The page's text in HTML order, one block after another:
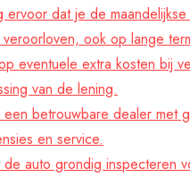
ervoor dat je de
veroorloven, ook op lange
eventuele extra kosten bij
van de lening.
een betrouwbare dealer met
en service.
de auto grondig inspecteren